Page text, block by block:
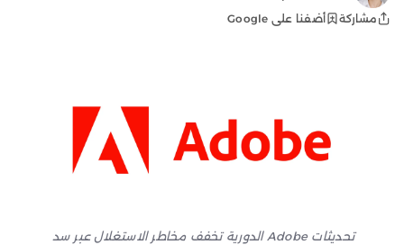
مشاركة أضفنا على Google
تحديثات Adobe الدورية تخفف مخاطر الاستغلال عبر سد